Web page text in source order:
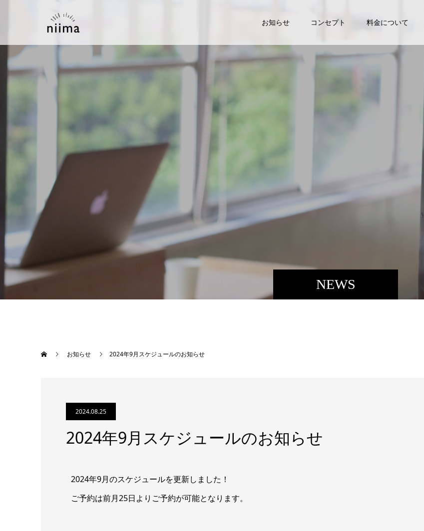
お知らせ コンセプト 料金について
NEWS
お知らせ 2024年9月スケジュールのお知らせ
2024.08.25
2024年9月スケジュールのお知らせ
2024年9月のスケジュールを更新しました！
ご予約は前月25日よりご予約が可能となります。